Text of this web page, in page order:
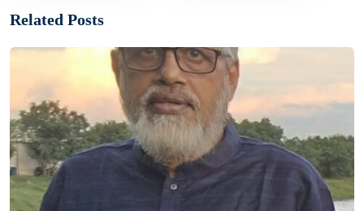
Related Posts